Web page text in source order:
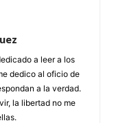
a leer a los
dedico al oficio de
a la verdad.
la libertad no me